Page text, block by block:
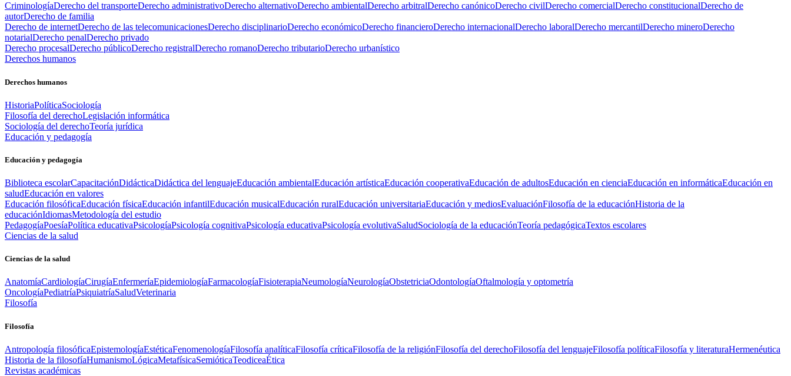
CriminologíaDerecho del transporteDerecho administrativoDerecho alternativoDerecho ambientalDerecho arbitralDerecho canónicoDerecho civilDerecho comercialDerecho constitucionalDerecho de
autorDerecho de familia
Derecho de internetDerecho de las telecomunicacionesDerecho disciplinarioDerecho económicoDerecho financieroDerecho internacionalDerecho laboralDerecho mercantilDerecho mineroDerecho
notarialDerecho penalDerecho privado
Derecho procesalDerecho públicoDerecho registralDerecho romanoDerecho tributarioDerecho urbanístico
Derechos humanos
Derechos humanos
HistoriaPolíticaSociología
Filosofía del derechoLegislación informática
Sociología del derechoTeoría jurídica
Educación y pedagogía
Educación y pedagogía
Biblioteca escolarCapacitaciónDidácticaDidáctica del lenguajeEducación ambientalEducación artísticaEducación cooperativaEducación de adultosEducación en cienciaEducación en informáticaEducación en
saludEducación en valores
Educación filosóficaEducación físicaEducación infantilEducación musicalEducación ruralEducación universitariaEducación y mediosEvaluaciónFilosofía de la educaciónHistoria de la
educaciónIdiomasMetodología del estudio
PedagogíaPoesíaPolítica educativaPsicologíaPsicología cognitivaPsicología educativaPsicología evolutivaSaludSociología de la educaciónTeoría pedagógicaTextos escolares
Ciencias de la salud
Ciencias de la salud
AnatomíaCardiologíaCirugíaEnfermeríaEpidemiologíaFarmacologíaFisioterapiaNeumologíaNeurologíaObstetriciaOdontologíaOftalmología y optometría
OncologíaPediatríaPsiquiatríaSaludVeterinaria
Filosofía
Filosofía
Antropología filosóficaEpistemologíaEstéticaFenomenologíaFilosofía analíticaFilosofía críticaFilosofía de la religiónFilosofía del derechoFilosofía del lenguajeFilosofía políticaFilosofía y literaturaHermenéutica
Historia de la filosofíaHumanismoLógicaMetafísicaSemióticaTeodiceaÉtica
Revistas académicas